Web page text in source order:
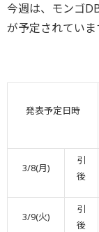
今週は、モンゴ
が予定されていま
発表予定日時
3/8(月)
引
後
3/9(火)
引
後